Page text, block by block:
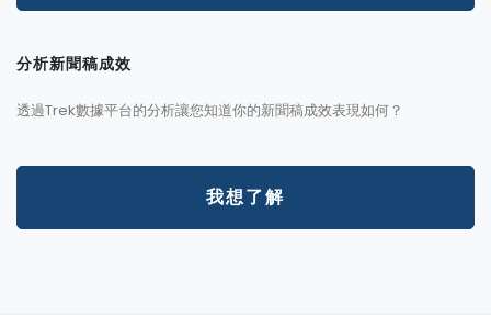
分析新聞稿成效
透過Trek數據平台的分析讓您知道你的新聞稿成效表現如何？
我想了解